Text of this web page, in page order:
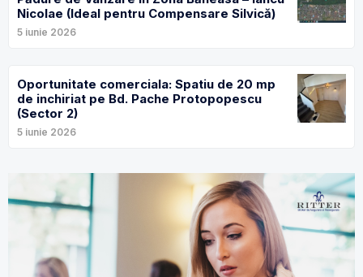
Nicolae (Ideal pentru Compensare Silvică)
5 iunie 2026
Oportunitate comerciala: Spatiu de 20 mp
de inchiriat pe Bd. Pache Protopopescu
(Sector 2)
5 iunie 2026